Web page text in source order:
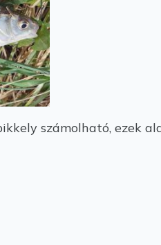
számolható, ezek